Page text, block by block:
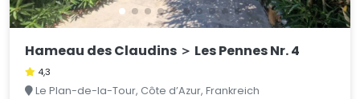
Hameau des Claudins ＞ Les Pennes Nr. 4
4,3
Le Plan-de-la-Tour, Côte d’Azur, Frankreich